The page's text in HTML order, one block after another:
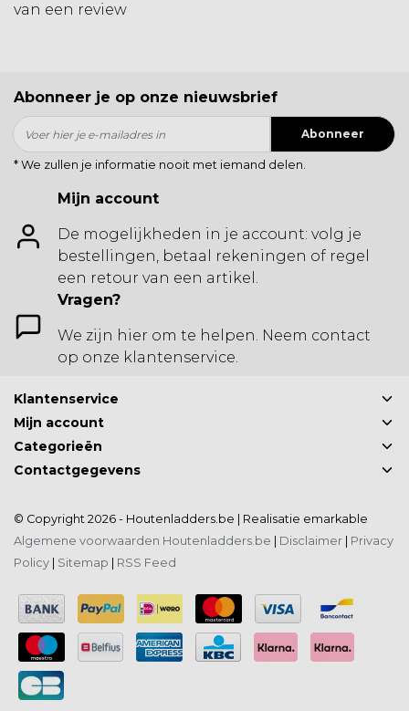
van een review
Abonneer je op onze nieuwsbrief
Abonneer
* We zullen je informatie nooit met iemand delen.
Mijn account
De mogelijkheden in je account: volg je
bestellingen, betaal rekeningen of regel
een retour van een artikel.
Vragen?
We zijn hier om te helpen. Neem contact
op onze klantenservice.
Klantenservice
Mijn account
Categorieën
Contactgegevens
© Copyright 2026 - Houtenladders.be | Realisatie emarkable
Algemene voorwaarden Houtenladders.be
Disclaimer
Privacy
Policy
Sitemap RSS Feed